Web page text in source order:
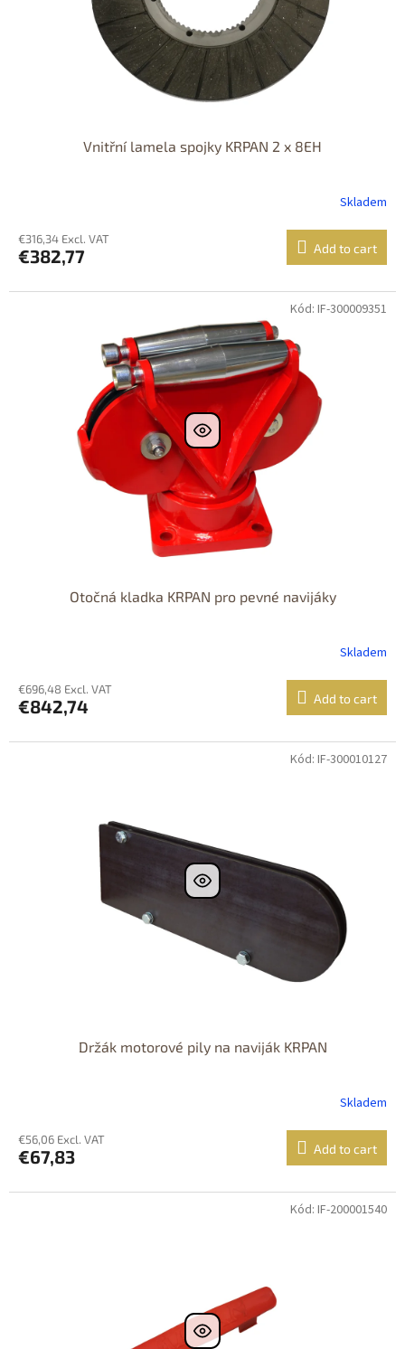
Vnitřní lamela spojky KRPAN 2 x 8EH
Skladem
€316,34 Excl. VAT
€382,77 Add to cart
Otočná kladka KRPAN pro pevné navijáky
Skladem
€696,48 Excl. VAT
€842,74 Add to cart
Kód: IF-300009351
Držák motorové pily na naviják KRPAN
Skladem
€56,06 Excl. VAT
€67,83 Add to cart
Kód: IF-300010127
Kód: IF-200001540